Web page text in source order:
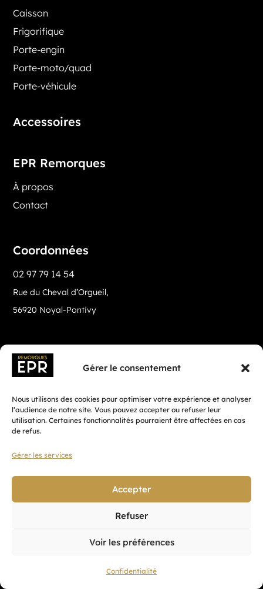
Gérer le consentement
Nous utilisons des cookies pour optimiser votre expérience et analyser
l’audience de notre site. Vous pouvez accepter ou refuser leur
utilisation. Certaines fonctionnalités pourraient être affectées en cas
de refus.
Gérer les services
Accepter
Refuser
Voir les préférences
Confidentialité
Caisson
Frigorifique
Porte-engin
Porte-moto/quad
Porte-véhicule
Accessoires
EPR Remorques
À propos
Contact
Coordonnées
02 97 79 14 54
Rue du Cheval d’Orgueil,
56920 Noyal-Pontivy